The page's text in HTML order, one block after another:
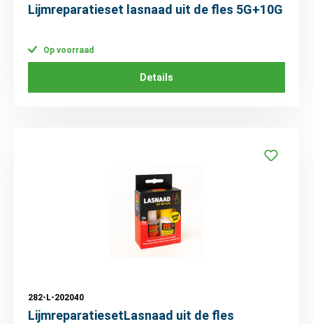
Lijmreparatieset lasnaad uit de fles 5G+10G
Op voorraad
Details
282-L-202040
LijmreparatiesetLasnaad uit de fles